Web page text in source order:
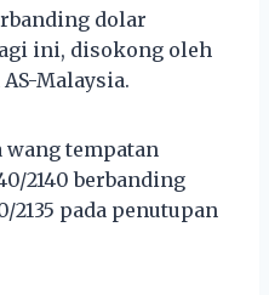
dolar
ini, disokong oleh
Malaysia.
wang tempatan
2140 berbanding
2135 pada penutupan